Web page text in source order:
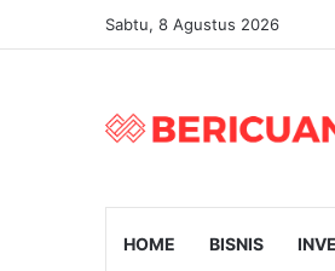
Sabtu, 8 Agustus 2026
HOME BISNIS